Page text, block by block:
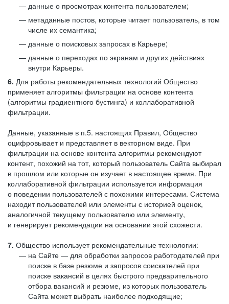
данные о просмотрах контента пользователем;
метаданные постов, которые читает пользователь, в том
числе их семантика;
данные о поисковых запросах в Карьере;
данные о переходах по экранам и других действиях
внутри Карьеры.
6. Для работы рекомендательных технологий Общество
применяет алгоритмы фильтрации на основе контента
(алгоритмы градиентного бустинга) и коллаборативной
фильтрации.
Данные, указанные в п.5. настоящих Правил, Общество
оцифровывает и представляет в векторном виде. При
фильтрации на основе контента алгоритмы рекомендуют
контент, похожий на тот, который пользователь Сайта выбирал
в прошлом или которые он изучает в настоящее время. При
коллаборативной фильтрации используется информация
о поведении пользователей с похожими интересами. Система
находит пользователей или элементы с историей оценок,
аналогичной текущему пользователю или элементу,
и генерирует рекомендации на основании этой схожести.
7. Общество использует рекомендательные технологии:
на Сайте — для обработки запросов работодателей при
поиске в базе резюме и запросов соискателей при
поиске вакансий в целях быстрого предварительного
отбора вакансий и резюме, из которых пользователь
Сайта может выбрать наиболее подходящие;